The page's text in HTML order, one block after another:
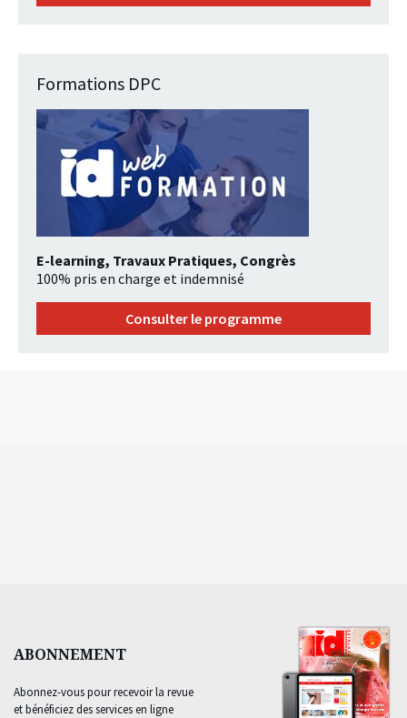
Formations DPC
E-learning, Travaux Pratiques, Congrès
100% pris en charge et indemnisé
Consulter le programme
ABONNEMENT
Abonnez-vous pour recevoir la revue
et bénéficiez des services en ligne